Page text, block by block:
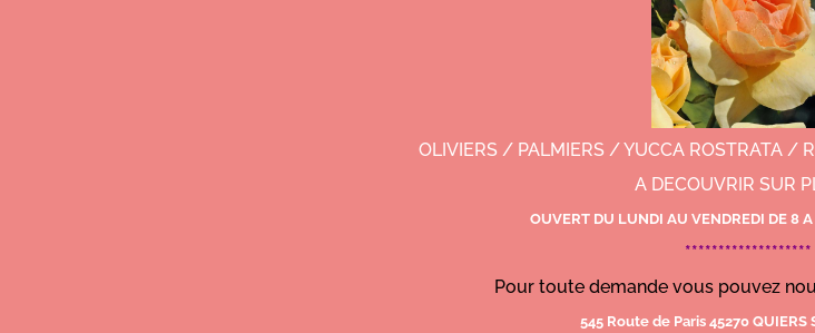
OLIVIERS / PALMIERS / YUCCA ROSTRATA /
A DECOUVRIR SUR
OUVERT DU LUNDI AU VENDREDI DE 8
*******************
Pour toute demande vous pouvez
545 Route de Paris 45270 QUIERS